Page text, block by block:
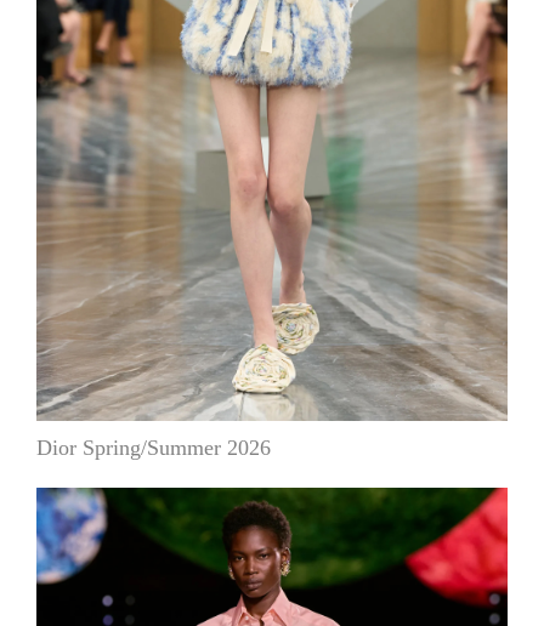
Dior Spring/Summer 2026